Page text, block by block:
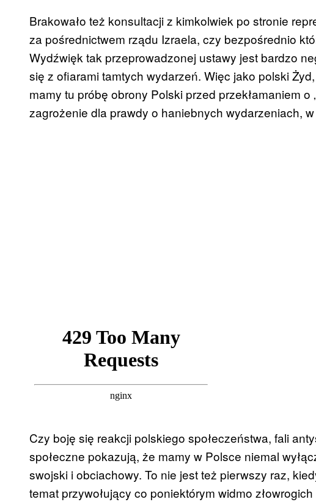
Brakowało też konsultacji z kimkolwiek po stronie
za pośrednictwem rządu Izraela, czy bezpośrednio
Wydźwięk tak przeprowadzonej ustawy jest bardzo
się z ofiarami tamtych wydarzeń. Więc jako polski
mamy tu próbę obrony Polski przed przekłamaniem
zagrożenie dla prawdy o haniebnych wydarzeniach,
Czy boję się reakcji polskiego społeczeństwa, fali
społeczne pokazują, że mamy w Polsce niemal
swojski i obciachowy. To nie jest też pierwszy raz,
temat przywołujący co poniektórym widmo